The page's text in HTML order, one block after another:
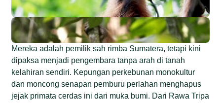
Mereka adalah pemilik sah rimba Sumatera, tetapi kini
dipaksa menjadi pengembara tanpa arah di tanah
kelahiran sendiri. Kepungan perkebunan monokultur
dan moncong senapan pemburu perlahan menghapus
jejak primata cerdas ini dari muka bumi. Dari Rawa Tripa